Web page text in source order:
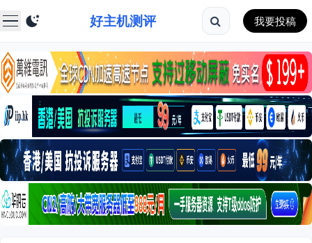
好主机测评 我要投稿